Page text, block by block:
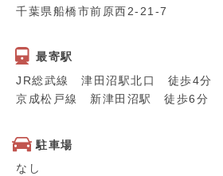
千葉県船橋市前原西2-21-7
最寄駅
JR総武線 津田沼駅北口 徒歩4分
京成松戸線 新津田沼駅 徒歩6分
駐車場
なし